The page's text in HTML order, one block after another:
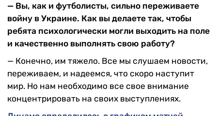
— Вы, как и футболисты, сильно переживаете
войну в Украине. Как вы делаете так, чтобы
ребята психологически могли выходить на поле
и качественно выполнять свою работу?
— Конечно, им тяжело. Все мы слушаем новости,
переживаем, и надеемся, что скоро наступит
мир. Но нам необходимо все свое внимание
концентрировать на своих выступлениях.